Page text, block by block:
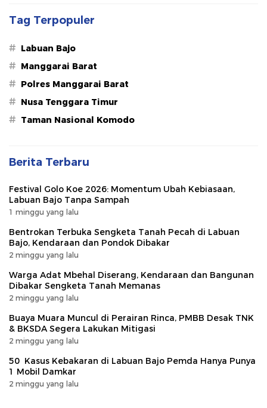
Tag Terpopuler
# Labuan Bajo
# Manggarai Barat
# Polres Manggarai Barat
# Nusa Tenggara Timur
# Taman Nasional Komodo
Berita Terbaru
Festival Golo Koe 2026: Momentum Ubah Kebiasaan,
Labuan Bajo Tanpa Sampah
1 minggu yang lalu
Bentrokan Terbuka Sengketa Tanah Pecah di Labuan
Bajo, Kendaraan dan Pondok Dibakar
2 minggu yang lalu
Warga Adat Mbehal Diserang, Kendaraan dan Bangunan
Dibakar Sengketa Tanah Memanas
2 minggu yang lalu
Buaya Muara Muncul di Perairan Rinca, PMBB Desak TNK
& BKSDA Segera Lakukan Mitigasi
2 minggu yang lalu
50 Kasus Kebakaran di Labuan Bajo Pemda Hanya Punya
1 Mobil Damkar
2 minggu yang lalu